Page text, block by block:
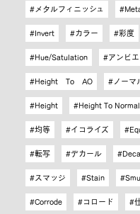
メタルフィニッシュ
Invert カラー 彩度
Hue/Satulation アンビ
Height To AO ノーマ
Height Height To Normal
均等 イコライズ
転写 デカール
スマッジ Stain
Corrode コロード